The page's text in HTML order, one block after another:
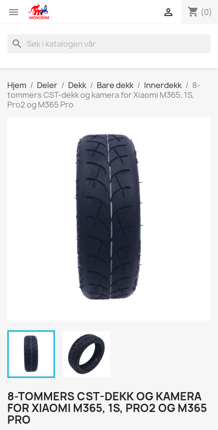
 shopping_cart (0)

search
Hjem Deler Dekk Bare dekk Innerdekk
8-
tommers CST-dekk og kamera for Xiaomi M365, 1S,
Pro2 og M365 Pro
8-TOMMERS CST-DEKK OG KAMERA
FOR XIAOMI M365, 1S, PRO2 OG M365
PRO